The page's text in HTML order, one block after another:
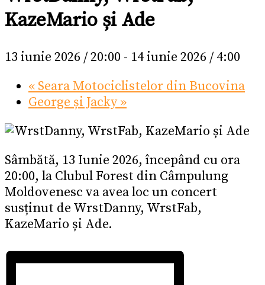
KazeMario și Ade
13 iunie 2026 / 20:00 - 14 iunie 2026 / 4:00
« Seara Motociclistelor din Bucovina
George și Jacky»
Sâmbătă, 13 Iunie 2026, începând cu ora
20:00, la Clubul Forest din Câmpulung
Moldovenesc va avea loc un concert
susținut de WrstDanny, WrstFab,
KazeMario și Ade.